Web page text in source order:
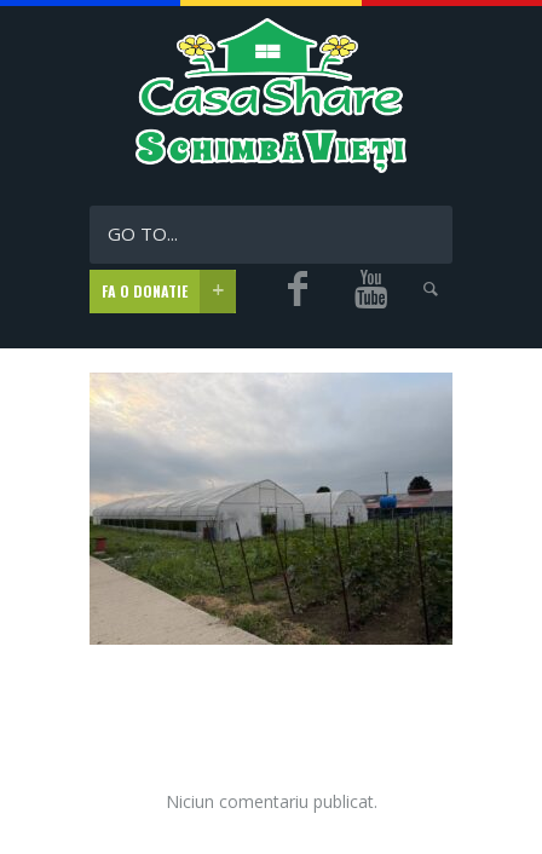
GO TO...
FA O DONATIE
Niciun comentariu publicat.